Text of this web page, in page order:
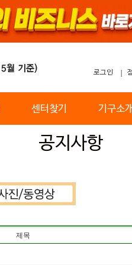
로그인
센터찾기 기구소개
공지사항
제목